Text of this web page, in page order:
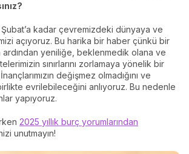
kadar çevremizdeki dünyaya ve
açıyoruz. Bu harika bir haber çünkü bir
yeniliğe, beklenmedik olana ve
sınırlarını zorlamaya yönelik bir
değişmez olmadığını ve
evrilebileceğini anlıyoruz. Bu nedenle
yapıyoruz.
2025 yıllık burç yorumlarından
unutmayın!